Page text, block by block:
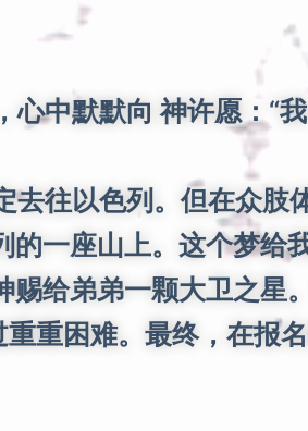
中默默向 神许愿：“
往以色列。但在众肢
的一座山上。这个梦给
赐给弟弟一颗大卫之星
重困难。最终，在报